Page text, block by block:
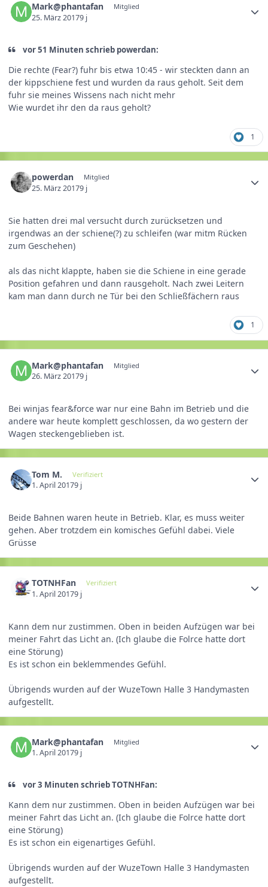
Mark@phantafan Mitglied
25. März 20179 j
vor 51 Minuten schrieb powerdan:
Die rechte (Fear?) fuhr bis etwa 10:45 - wir steckten dann an
der kippschiene fest und wurden da raus geholt. Seit dem
fuhr sie meines Wissens nach nicht mehr
Wie wurdet ihr den da raus geholt?
1
powerdan Mitglied
25. März 20179 j
Sie hatten drei mal versucht durch zurücksetzen und
irgendwas an der schiene(?) zu schleifen (war mitm Rücken
zum Geschehen)
als das nicht klappte, haben sie die Schiene in eine gerade
Position gefahren und dann rausgeholt. Nach zwei Leitern
kam man dann durch ne Tür bei den Schließfächern raus
1
Mark@phantafan Mitglied
26. März 20179 j
Bei winjas fear&force war nur eine Bahn im Betrieb und die
andere war heute komplett geschlossen, da wo gestern der
Wagen steckengeblieben ist.
Tom M. Verifiziert
1. April 20179 j
Beide Bahnen waren heute in Betrieb. Klar, es muss weiter
gehen. Aber trotzdem ein komisches Gefühl dabei. Viele
Grüsse
TOTNHFan Verifiziert
1. April 20179 j
Kann dem nur zustimmen. Oben in beiden Aufzügen war bei
meiner Fahrt das Licht an. (Ich glaube die Folrce hatte dort
eine Störung)
Es ist schon ein beklemmendes Gefühl.
Übrigends wurden auf der WuzeTown Halle 3 Handymasten
aufgestellt.
Mark@phantafan Mitglied
1. April 20179 j
vor 3 Minuten schrieb TOTNHFan:
Kann dem nur zustimmen. Oben in beiden Aufzügen war bei
meiner Fahrt das Licht an. (Ich glaube die Folrce hatte dort
eine Störung)
Es ist schon ein eigenartiges Gefühl.
Übrigends wurden auf der WuzeTown Halle 3 Handymasten
aufgestellt.